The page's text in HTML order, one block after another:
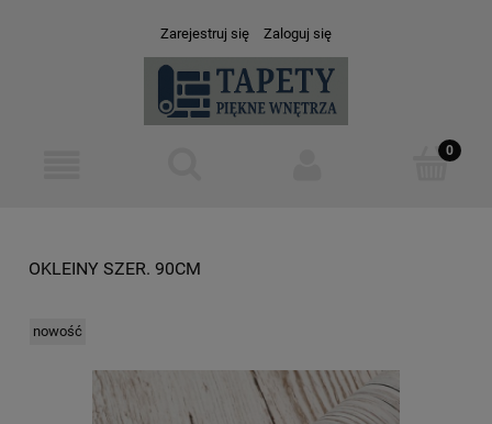
Zarejestruj się Zaloguj się
OKLEINY SZER. 90CM
nowość